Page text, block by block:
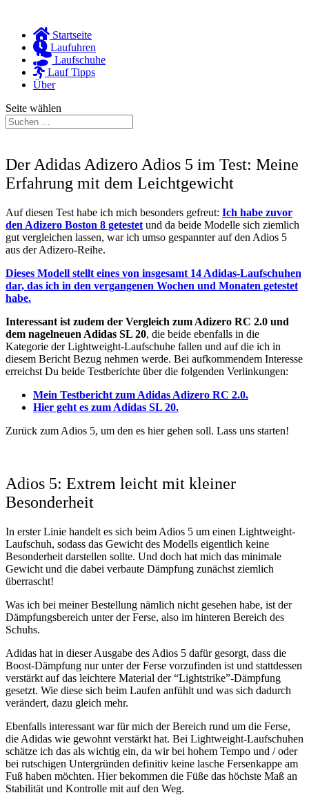
Startseite
Laufuhren
Laufschuhe
Lauf Tipps
Über
Seite wählen
Der Adidas Adizero Adios 5 im Test: Meine
Erfahrung mit dem Leichtgewicht
Auf diesen Test habe ich mich besonders gefreut: Ich habe zuvor
den Adizero Boston 8 getestet und da beide Modelle sich ziemlich
gut vergleichen lassen, war ich umso gespannter auf den Adios 5
aus der Adizero-Reihe.
Dieses Modell stellt eines von insgesamt 14 Adidas-Laufschuhen
dar, das ich in den vergangenen Wochen und Monaten getestet
habe.
Interessant ist zudem der Vergleich zum Adizero RC 2.0 und
dem nagelneuen Adidas SL 20, die beide ebenfalls in die
Kategorie der Lightweight-Laufschuhe fallen und auf die ich in
diesem Bericht Bezug nehmen werde. Bei aufkommendem Interesse
erreichst Du beide Testberichte über die folgenden Verlinkungen:
Mein Testbericht zum Adidas Adizero RC 2.0.
Hier geht es zum Adidas SL 20.
Zurück zum Adios 5, um den es hier gehen soll. Lass uns starten!
Adios 5: Extrem leicht mit kleiner
Besonderheit
In erster Linie handelt es sich beim Adios 5 um einen Lightweight-
Laufschuh, sodass das Gewicht des Modells eigentlich keine
Besonderheit darstellen sollte. Und doch hat mich das minimale
Gewicht und die dabei verbaute Dämpfung zunächst ziemlich
überrascht!
Was ich bei meiner Bestellung nämlich nicht gesehen habe, ist der
Dämpfungsbereich unter der Ferse, also im hinteren Bereich des
Schuhs.
Adidas hat in dieser Ausgabe des Adios 5 dafür gesorgt, dass die
Boost-Dämpfung nur unter der Ferse vorzufinden ist und stattdessen
verstärkt auf das leichtere Material der “Lightstrike”-Dämpfung
gesetzt. Wie diese sich beim Laufen anfühlt und was sich dadurch
verändert, dazu gleich mehr.
Ebenfalls interessant war für mich der Bereich rund um die Ferse,
die Adidas wie gewohnt verstärkt hat. Bei Lightweight-Laufschuhen
schätze ich das als wichtig ein, da wir bei hohem Tempo und / oder
bei rutschigen Untergründen definitiv keine lasche Fersenkappe am
Fuß haben möchten. Hier bekommen die Füße das höchste Maß an
Stabilität und Kontrolle mit auf den Weg.